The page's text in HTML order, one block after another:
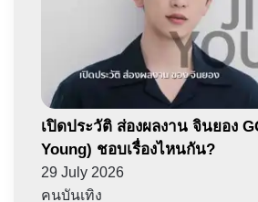
เปิดประวัติ ส่องผลงาน จินยอง
Young) ชอบเรื่องไหนกัน?
29 July 2026
คนบันเทิง